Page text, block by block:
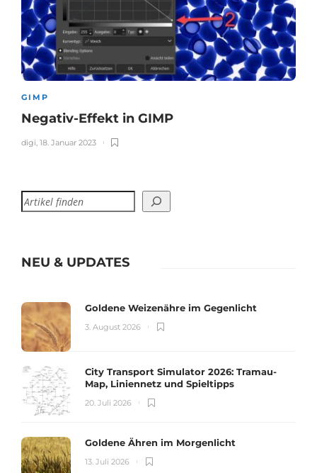
GIMP
Negativ-Effekt in GIMP
digi, 18. Januar 2023
NEU & UPDATES
Goldene Weizenähre im Gegenlicht
3. August 2026
City Transport Simulator 2026: Tramau-
Map, Liniennetz und Spieltipps
20. Juli 2026
Goldene Ähren im Morgenlicht
13. Juli 2026